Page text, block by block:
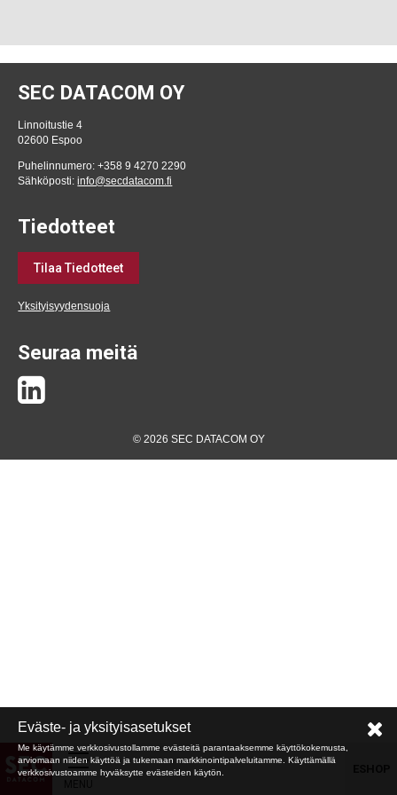
SEC DATACOM OY
Linnoitustie 4
02600 Espoo
Puhelinnumero: +358 9 4270 2290
Sähköposti:info@secdatacom.fi
Tiedotteet
Tilaa Tiedotteet
Yksityisyydensuoja
Seuraa meitä
© 2026 SEC DATACOM OY
Eväste- ja yksityisasetukset
Me käytämme verkkosivustollamme evästeitä parantaaksemme käyttökokemusta,
arviomaan niiden käyttöä ja tukemaan markkinointipalveluitamme. Käyttämällä
verkkosivustoamme hyväksytte evästeiden käytön.